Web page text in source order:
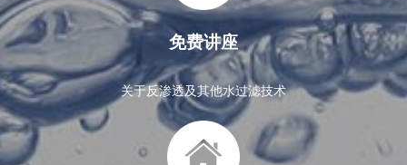
免费讲座
关于反渗透及其他水过滤技术